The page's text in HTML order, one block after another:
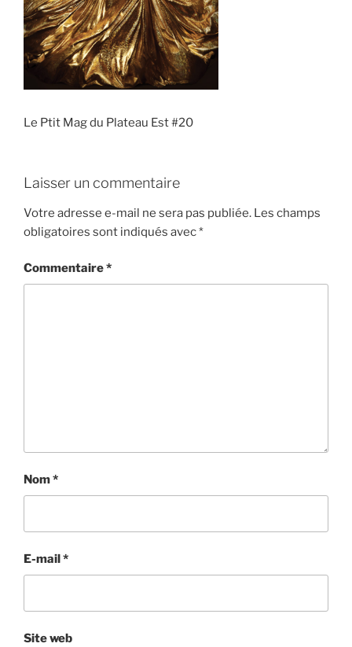
Le Ptit Mag du Plateau Est #20
Laisser un commentaire
Votre adresse e-mail ne sera pas publiée. Les champs
obligatoires sont indiqués avec*
Commentaire*
Nom*
E-mail*
Site web